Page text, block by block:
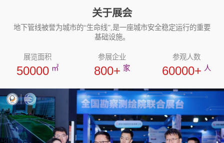
关于展会
地下管线被誉为城市的“生命线”,是一座城市安全稳定运行的重要
基础设施。
展览面积
50000 ㎡
参展企业
800+ 家
参观人数
60000+ 人